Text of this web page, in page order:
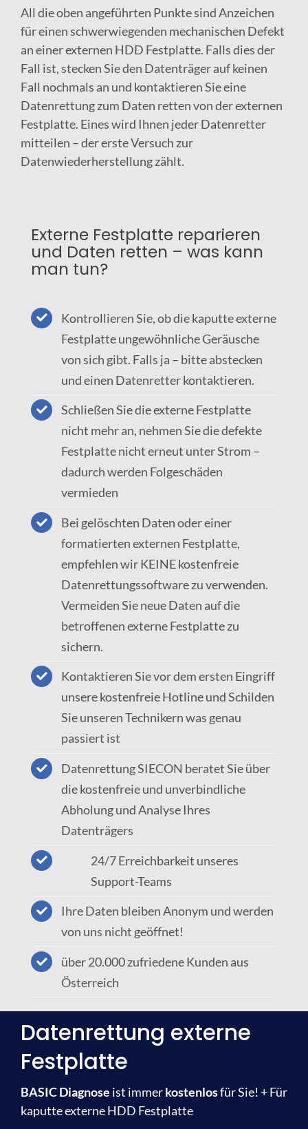
All die oben angeführten Punkte sind Anzeichen
für einen schwerwiegenden mechanischen Defekt
an einer externen HDD Festplatte. Falls dies der
Fall ist, stecken Sie den Datenträger auf keinen
Fall nochmals an und kontaktieren Sie eine
Datenrettung zum Daten retten von der externen
Festplatte. Eines wird Ihnen jeder Datenretter
mitteilen – der erste Versuch zur
Datenwiederherstellung zählt.
Externe Festplatte reparieren
und Daten retten – was kann
man tun?
Kontrollieren Sie, ob die kaputte externe
Festplatte ungewöhnliche Geräusche
von sich gibt. Falls ja – bitte abstecken
und einen Datenretter kontaktieren.
Schließen Sie die externe Festplatte
nicht mehr an, nehmen Sie die defekte
Festplatte nicht erneut unter Strom –
dadurch werden Folgeschäden
vermieden
Bei gelöschten Daten oder einer
formatierten externen Festplatte,
empfehlen wir KEINE kostenfreie
Datenrettungssoftware zu verwenden.
Vermeiden Sie neue Daten auf die
betroffenen externe Festplatte zu
sichern.
Kontaktieren Sie vor dem ersten Eingriff
unsere kostenfreie Hotline und Schilden
Sie unseren Technikern was genau
passiert ist
Datenrettung SIECON beratet Sie über
die kostenfreie und unverbindliche
Abholung und Analyse Ihres
Datenträgers
24/7 Erreichbarkeit unseres
Support-Teams
Ihre Daten bleiben Anonym und werden
von uns nicht geöffnet!
über 20.000 zufriedene Kunden aus
Österreich
Datenrettung externe
Festplatte
BASIC Diagnose ist immerkostenlosfür Sie! + Für
kaputte externe HDD Festplatte